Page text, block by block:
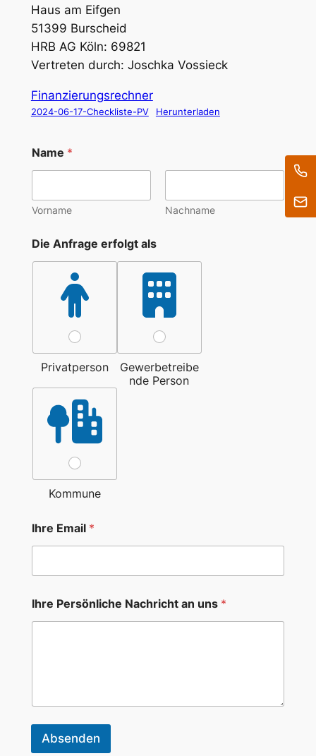
Haus am Eifgen
51399 Burscheid
HRB AG Köln: 69821
Vertreten durch: Joschka Vossieck
Finanzierungsrechner
2024-06-17-Checkliste-PV Herunterladen
Name *
Vorname Nachname
Die Anfrage erfolgt als
Privatperson
Gewerbetreibe
nde Person
Kommune
Ihre Email *
Ihre Persönliche Nachricht an uns *
Absenden